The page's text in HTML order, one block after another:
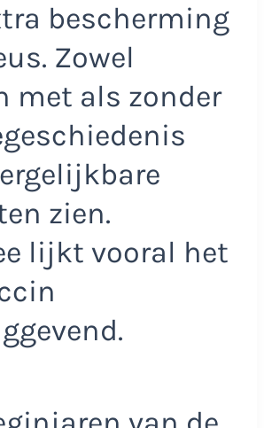
bescherming
Zowel
met als zonder
zien.
lijkt vooral het